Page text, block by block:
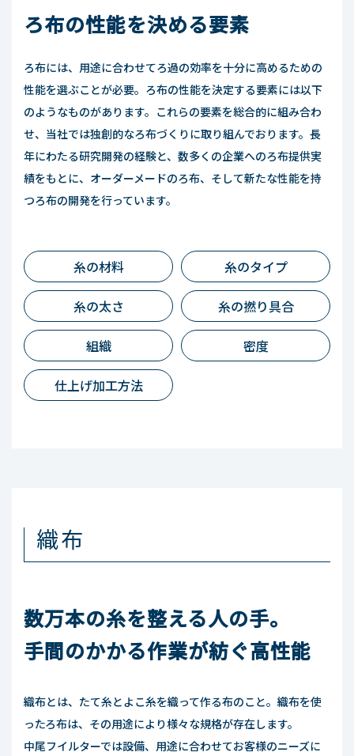
ろ布の性能を決める要素
ろ布には、用途に合わせてろ過の効率を十分に高めるための
性能を選ぶことが必要。ろ布の性能を決定する要素には以下
のようなものがあります。これらの要素を総合的に組み合わ
せ、当社では独創的なろ布づくりに取り組んでおります。長
年にわたる研究開発の経験と、数多くの企業へのろ布提供実
績をもとに、オーダーメードのろ布、そして新たな性能を持
つろ布の開発を行っています。
糸の材料 糸のタイプ
糸の太さ 糸の撚り具合
組織 密度
仕上げ加工方法
織布
数万本の糸を整える人の手。
手間のかかる作業が紡ぐ高性能
織布とは、たて糸とよこ糸を織って作る布のこと。織布を使
ったろ布は、その用途により様々な規格が存在します。
中尾フイルターでは設備、用途に合わせてお客様のニーズに